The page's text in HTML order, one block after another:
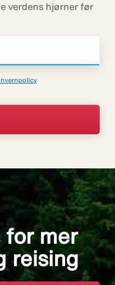
verdens hjørner før
for mer
reising